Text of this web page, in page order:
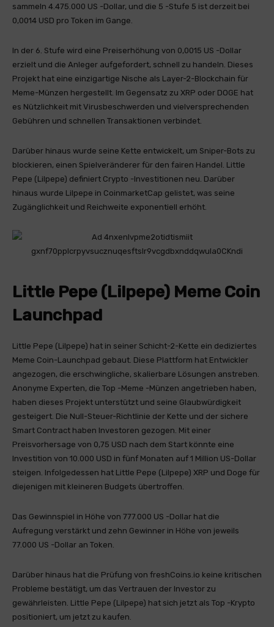
sammeln 4.475.000 US -Dollar, und die 5 -Stufe 5 ist derzeit bei
0,0014 USD pro Token im Gange.
In der 6. Stufe wird eine Preiserhöhung von 0,0015 US -Dollar
erzielt und die Anleger aufgefordert, schnell zu handeln. Dieses
Projekt hat eine einzigartige Nische als Layer-2-Blockchain für
Meme-Münzen hergestellt. Im Gegensatz zu XRP oder DOGE hat
es Nützlichkeit mit Virusbeschwerden und vielversprechenden
Gebühren und schnellen Transaktionen verbindet.
Darüber hinaus wurde seine Kette entwickelt, um Sniper-Bots zu
blockieren, einen Spielveränderer für den fairen Handel. Little
Pepe (Lilpepe) definiert Crypto -Investitionen neu. Darüber
hinaus wurde Lilpepe in CoinmarketCap gelistet, was seine
Zugänglichkeit und Reichweite exponentiell erhöht.
Little Pepe (Lilpepe) Meme Coin
Launchpad
Little Pepe (Lilpepe) hat in seiner Schicht-2-Kette ein dediziertes
Meme Coin-Launchpad gebaut. Diese Plattform hat Entwickler
angezogen, die erschwingliche, skalierbare Lösungen anstreben.
Anonyme Experten, die Top -Meme -Münzen angetrieben haben,
haben dieses Projekt unterstützt und seine Glaubwürdigkeit
gesteigert. Die Null-Steuer-Richtlinie der Kette und der sichere
Smart Contract haben Investoren gezogen. Mit einer
Preisvorhersage von 0,75 USD nach dem Start könnte eine
Investition von 10.000 USD in fünf Monaten auf 1 Million US-Dollar
steigen. Infolgedessen hat Little Pepe (Lilpepe) XRP und Doge für
diejenigen mit kleineren Budgets übertroffen.
Das Gewinnspiel in Höhe von 777.000 US -Dollar hat die
Aufregung verstärkt und zehn Gewinner in Höhe von jeweils
77.000 US -Dollar an Token.
Darüber hinaus hat die Prüfung von freshCoins.io keine kritischen
Probleme bestätigt, um das Vertrauen der Investor zu
gewährleisten. Little Pepe (Lilpepe) hat sich jetzt als Top -Krypto
positioniert, um jetzt zu kaufen.